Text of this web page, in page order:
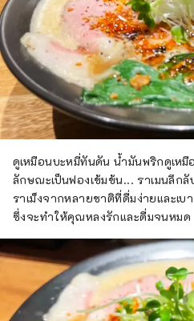
ดูเหมือนบะหมี่ทันดัน น้ำมันพริกดูเหมื
ลักษณะเป็นฟองเข้มข้น... ราเมนลึก
ราเม็งจากหลายชาติที่ดื่มง่ายและเ
ซึ่งจะทำให้คุณหลงรักและดื่มจนหมด